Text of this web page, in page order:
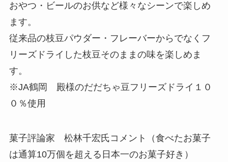
おやつ・ビールのお供など様々なシーンで楽しめ
ます。
従来品の枝豆パウダー・フレーバーからでなくフ
リーズドライした枝豆そのままの味を楽しめま
す。
※JA鶴岡 殿様のだだちゃ豆フリーズドライ１０
０％使用
菓子評論家 松林千宏氏コメント（食べたお菓子
は通算10万個を超える日本一のお菓子好き）